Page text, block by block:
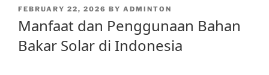
POSTED
FEBRUARY 22, 2026 BY ADMINTON
Manfaat dan Penggunaan Bahan
Bakar Solar di Indonesia